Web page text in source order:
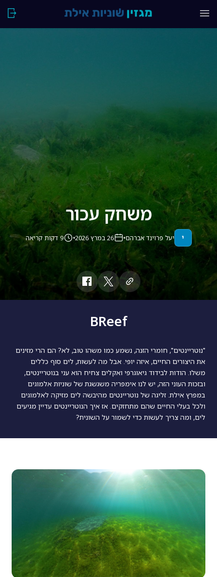
משחק עכור
י יעל פרוינד אברהם 26 במרץ 2026 9 דקות קריאה
BReef
"נוטריינטים", חומרי הזנה, נשמע כמו משהו טוב, לא? הם הרי מזינים
את היצורים החיים, איזה יופי. אבל מה לעשות, לים סוף כללים
משלו. הודות לבידוד גיאוגרפי ואקלים צחיח הוא עני בנוטריינטים,
ובזכות העוני הזה, יש לנו אימפריה משגשגת של שוניות אלמוגים
במפרץ אילת. זליגה של נוטריינטים מהיבשה לים מזיקה לאלמוגים
ולכל בעלי החיים שהם מתחזקים. אז איך הנוטריינטים עדיין מגיעים
לים, ומה צריך לעשות כדי לשמור על השונית?